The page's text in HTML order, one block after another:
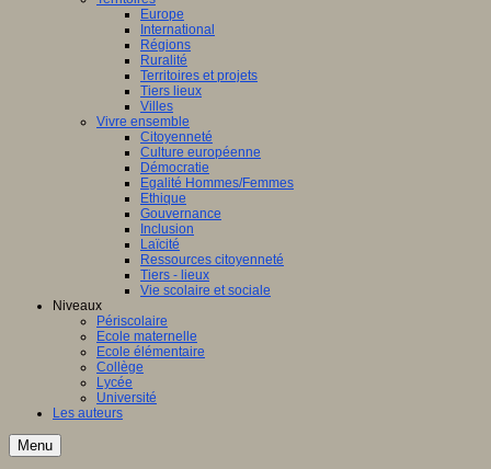
Europe
International
Régions
Ruralité
Territoires et projets
Tiers lieux
Villes
Vivre ensemble
Citoyenneté
Culture européenne
Démocratie
Egalité Hommes/Femmes
Ethique
Gouvernance
Inclusion
Laïcité
Ressources citoyenneté
Tiers - lieux
Vie scolaire et sociale
Niveaux
Périscolaire
Ecole maternelle
Ecole élémentaire
Collège
Lycée
Université
Les auteurs
Menu